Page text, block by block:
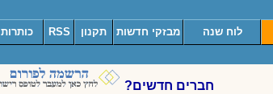
לוח שנה מבזקי חדשות תקנון RSS כותרות
חברים חדשים?